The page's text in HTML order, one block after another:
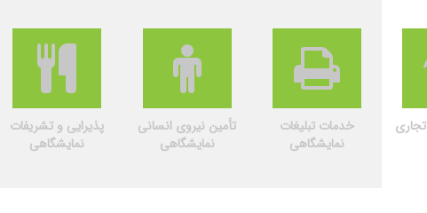
خدمات تبلیغات
نمایشگاهی
تأمین نیروی انسانی
نمایشگاهی
پذیرایی و تشریفات
نمایشگاهی